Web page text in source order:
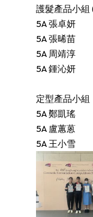
護髮產品小組
5A 張卓妍
5A 張晞苗
5A 周靖淳
5A 鍾沁妍
定型產品小組
5A 鄭凱瑤
5A 盧蕙蒽
5A 王小雪